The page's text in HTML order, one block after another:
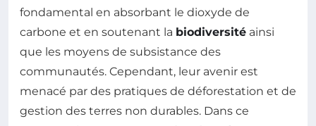
fondamental en absorbant le dioxyde de
carbone et en soutenant la biodiversité ainsi
que les moyens de subsistance des
communautés. Cependant, leur avenir est
menacé par des pratiques de déforestation et de
gestion des terres non durables. Dans ce